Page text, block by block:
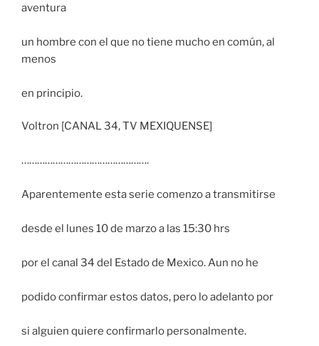
aventura
un hombre con el que no tiene mucho en común, al
menos
en principio.
Voltron [CANAL 34, TV MEXIQUENSE]
………………………………………….
Aparentemente esta serie comenzo a transmitirse
desde el lunes 10 de marzo a las 15:30 hrs
por el canal 34 del Estado de Mexico. Aun no he
podido confirmar estos datos, pero lo adelanto por
si alguien quiere confirmarlo personalmente.